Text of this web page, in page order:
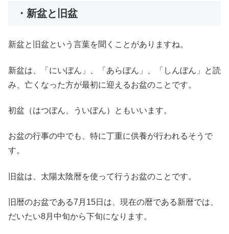
・新盆と旧盆
新盆と旧盆という言葉を聞くことがありますね。
新盆は、「にいぼん」、「あらぼん」、「しんぼん」と読
み、亡くなった方が最初に迎えるお盆のことです。
初盆（はつぼん、ういぼん）ともいいます。
お盆の行事の中でも、特に丁重に供養が行われるそうで
す。
旧盆は、太陽太陰暦を使って行うお盆のことです。
旧暦のお盆である7月15日は、現在の暦である新暦では、
だいたい8月中旬から下旬になります。